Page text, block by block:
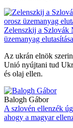
Zelenszkij a Szlovák
üzemanyag elutasítása
Az ukrán elnök
Unió nyújtani tud
és olaj ellen.
Balogh Gábor
A szlovén ellenzék
ahogy a magyar